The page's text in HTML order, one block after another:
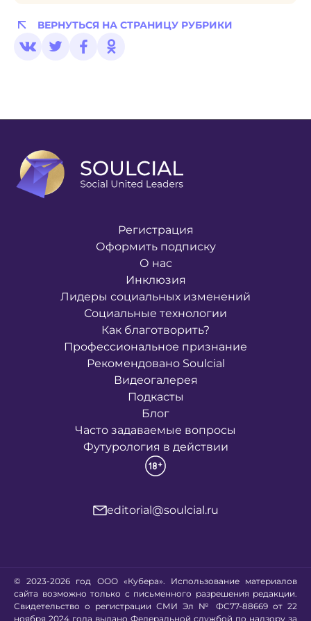
ВЕРНУТЬСЯ НА СТРАНИЦУ РУБРИКИ
Регистрация
Оформить подписку
О нас
Инклюзия
Лидеры социальных изменений
Социальные технологии
Как благотворить?
Профессиональное признание
Рекомендовано Soulcial
Видеогалерея
Подкасты
Блог
Часто задаваемые вопросы
Футурология в действии
editorial@soulcial.ru
© 2023-2026 год ООО «Кубера». Использование материалов
сайта возможно только с письменного разрешения редакции.
Свидетельство о регистрации СМИ Эл № ФС77-88669 от 22
ноября 2024 года выдано Федеральной службой по надзору за